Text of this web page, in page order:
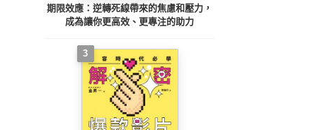
期限效應：逆轉死線帶來的焦慮和壓力，
成為讓你更高效、更專注的助力
3